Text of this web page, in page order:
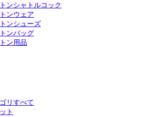
ンシャトルコック
ンウェア
ンシューズ
ンバッグ
ン用品
リすべて
ト